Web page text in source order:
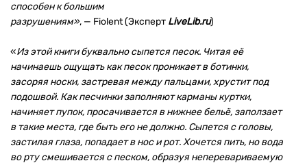
способен к большим
разрушениям», — Fiolent (Эксперт LiveLib.ru)
«Из этой книги буквально сыпется песок. Читая её
начинаешь ощущать как песок проникает в ботинки,
засоряя носки, застревая между пальцами, хрустит под
подошвой. Как песчинки заполняют карманы куртки,
начиняет пупок, просачивается в нижнее бельё, заползает
в такие места, где быть его не должно. Сыпется с головы,
застилая глаза, попадает в нос и рот. Хочется пить, но вода
во рту смешивается с песком, образуя неперевариваемую